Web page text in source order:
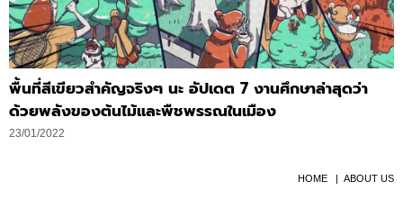
พื้นที่สีเขียวสำคัญจริงๆ นะ อัปเดต 7 งานศึกษาล่าสุดว่า
ด้วยพลังของต้นไม้และพืชพรรณในเมือง
23/01/2022
HOME | ABOUT US